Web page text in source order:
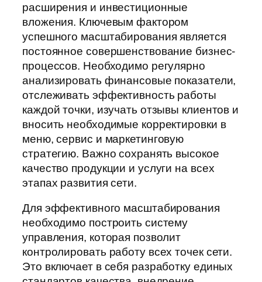
расширения и инвестиционные
вложения. Ключевым фактором
успешного масштабирования является
постоянное совершенствование бизнес-
процессов. Необходимо регулярно
анализировать финансовые показатели,
отслеживать эффективность работы
каждой точки, изучать отзывы клиентов и
вносить необходимые корректировки в
меню, сервис и маркетинговую
стратегию. Важно сохранять высокое
качество продукции и услуги на всех
этапах развития сети.
Для эффективного масштабирования
необходимо построить систему
управления, которая позволит
контролировать работу всех точек сети.
Это включает в себя разработку единых